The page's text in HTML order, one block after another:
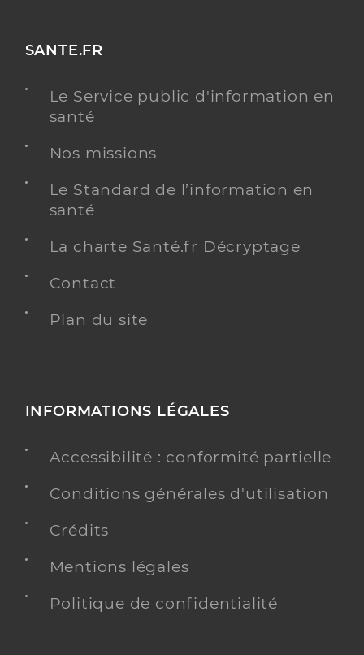
SANTE.FR
Le Service public d'information en
santé
Nos missions
Le Standard de l’information en
santé
La charte Santé.fr Décryptage
Contact
Plan du site
INFORMATIONS LÉGALES
Accessibilité : conformité partielle
Conditions générales d'utilisation
Crédits
Mentions légales
Politique de confidentialité